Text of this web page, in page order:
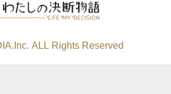
ALL Rights Reserved